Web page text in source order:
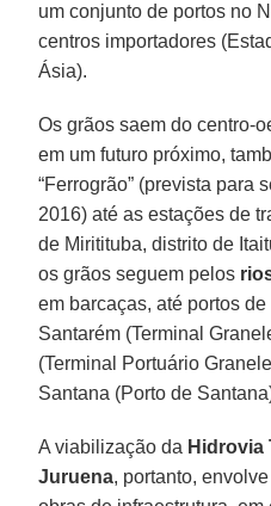
um conjunto de portos no
centros importadores
Ásia).
Os grãos saem do centro-
em um futuro próximo,
“Ferrogrão” (prevista para
2016) até as estações de
de Miritituba, distrito de
os grãos seguem pelos
em barcaças, até portos
Santarém (Terminal
(Terminal Portuário
Santana (Porto de
A viabilização da Hidrovia
Juruena, portanto,